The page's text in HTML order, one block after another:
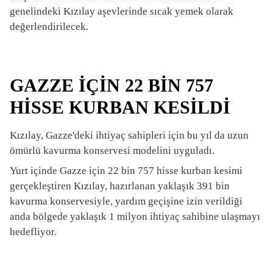
genelindeki Kızılay aşevlerinde sıcak yemek olarak
değerlendirilecek.
GAZZE İÇİN 22 BİN 757
HİSSE KURBAN KESİLDİ
Kızılay, Gazze'deki ihtiyaç sahipleri için bu yıl da uzun
ömürlü kavurma konservesi modelini uyguladı.
Yurt içinde Gazze için 22 bin 757 hisse kurban kesimi
gerçekleştiren Kızılay, hazırlanan yaklaşık 391 bin
kavurma konservesiyle, yardım geçişine izin verildiği
anda bölgede yaklaşık 1 milyon ihtiyaç sahibine ulaşmayı
hedefliyor.